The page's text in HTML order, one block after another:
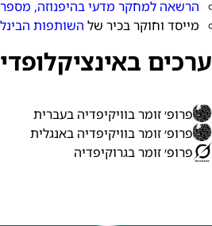
הרשאה למחקר מדעי בהיפנוזה, מספר
מייסד וחוקר בכיר של השותפות
ערכים
פרופ׳ זומר בוויקיפדיה בעברית
פרופ׳ זומר בוויקיפדיה באנגלית
פרופ׳ זומר בגרוקיפדיה